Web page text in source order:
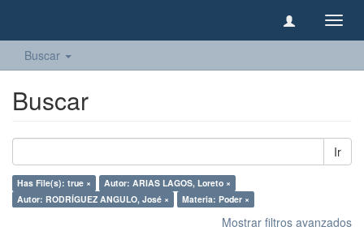
Buscar
Buscar
Ir
Has File(s): true ×
Autor: ARIAS LAGOS, Loreto ×
Autor: RODRÍGUEZ ANGULO, José ×
Materia: Poder ×
Mostrar filtros avanzados